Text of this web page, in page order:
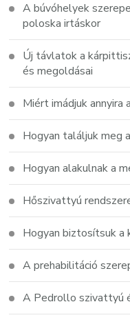
A búvóhelyek
poloska irtáskor
Új távlatok a
és megoldásai
Miért imádjuk
Hogyan találjuk meg
Hogyan alakulnak a
Hőszivattyú
Hogyan biztosítsuk
A prehabilitáció
A Pedrollo szivattyú